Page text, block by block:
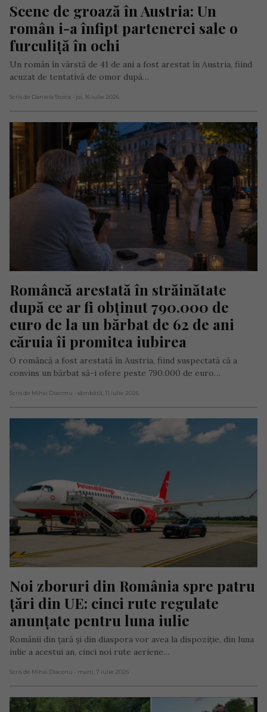
Scene de groază în Austria: Un
român i-a înfipt partenerei sale o
furculiță în ochi
Un român în vârstă de 41 de ani a fost arestat în Austria, fiind
acuzat de tentativă de omor după…
Scris de Daniela Stoica - joi, 16 iulie 2026
Româncă arestată în străinătate
după ce ar fi obținut 790.000 de
euro de la un bărbat de 62 de ani
căruia îi promitea iubirea
O româncă a fost arestată în Austria, fiind suspectată că a
convins un bărbat să-i ofere peste 790.000 de euro…
Scris de Mihai Diaconu - sâmbătă, 11 iulie 2026
Noi zboruri din România spre patru
țări din UE: cinci rute regulate
anunțate pentru luna iulie
Românii din țară și din diaspora vor avea la dispoziție, din luna
iulie a acestui an, cinci noi rute aeriene…
Scris de Mihai Diaconu - marți, 7 iulie 2026